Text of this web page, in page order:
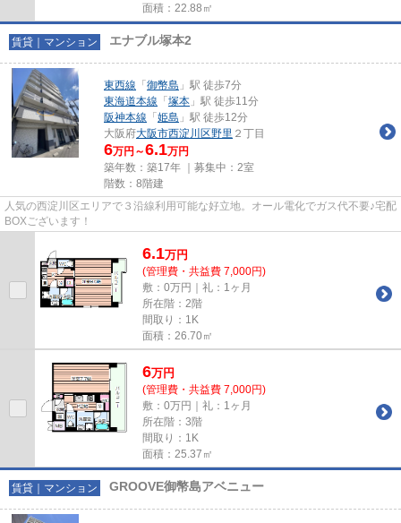
面積：22.88㎡
賃貸｜マンション エナブル塚本2
東西線 「 御幣島 」駅 徒歩7分
東海道本線 「 塚本 」駅 徒歩11分
阪神本線 「 姫島 」駅 徒歩12分
大阪府大阪市西淀川区野里 ２丁目
6万円～6.1万円
築年数：築17年 ｜募集中： 2室
階数：8階建
人気の西淀川区エリアで３沿線利用可能な好立地。オール電化でガス代不要♪宅配
BOXございます！
6.1万円
(管理費・共益費 7,000円)
敷：0万円｜礼：1ヶ月
所在階：2階
間取り：1K
面積：26.70㎡
6万円
(管理費・共益費 7,000円)
敷：0万円｜礼：1ヶ月
所在階：3階
間取り：1K
面積：25.37㎡
賃貸｜マンション GROOVE御幣島アベニュー